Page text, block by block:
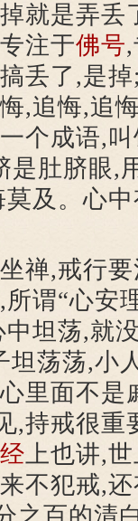
就是弄丢
注于佛号
丢了,是
,追悔,追
个成语,
是肚脐眼,
及。心
,戒行要
谓“心安
坦荡,就
坦荡荡,小
里面不是
,持戒很重
上也讲,
不犯戒,
之百的清